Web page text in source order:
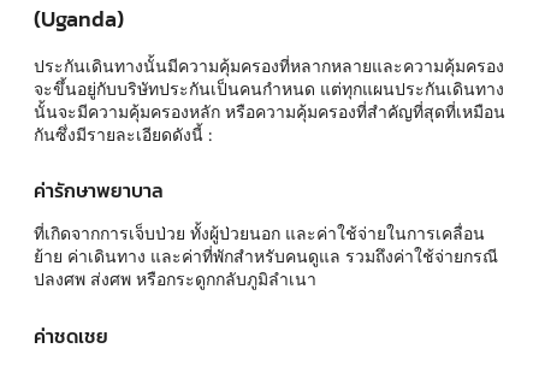
(Uganda)
ประกันเดินทางนั้นมีความคุ้มครองที่หลากหลายและความคุ้มครอง
จะขึ้นอยู่กับบริษัทประกันเป็นคนกำหนด แต่ทุกแผนประกันเดินทาง
นั้นจะมีความคุ้มครองหลัก หรือความคุ้มครองที่สำคัญที่สุดที่เหมือน
กันซึ่งมีรายละเอียดดังนี้ :
ค่ารักษาพยาบาล
ที่เกิดจากการเจ็บป่วย ทั้งผู้ป่วยนอก และค่าใช้จ่ายในการเคลื่อน
ย้าย ค่าเดินทาง และค่าที่พักสำหรับคนดูแล รวมถึงค่าใช้จ่ายกรณี
ปลงศพ ส่งศพ หรือกระดูกกลับภูมิลำเนา
ค่าชดเชย